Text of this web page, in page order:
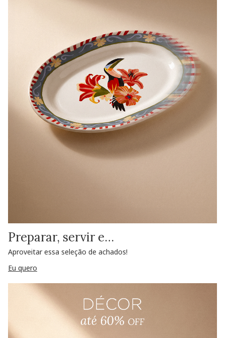
Preparar, servir e…
Aproveitar essa seleção de achados!
Eu quero